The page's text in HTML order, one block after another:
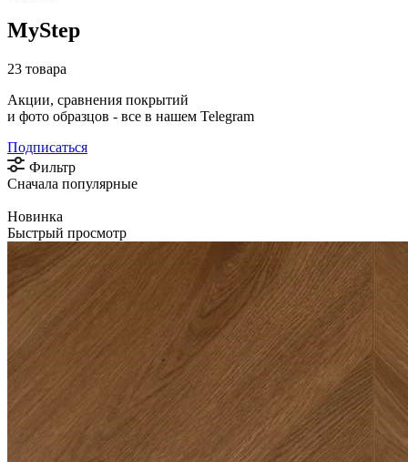
MyStep
23 товара
Акции, сравнения покрытий
и фото образцов - все в нашем Telegram
Подписаться
Фильтр
Сначала популярные
Новинка
Быстрый просмотр